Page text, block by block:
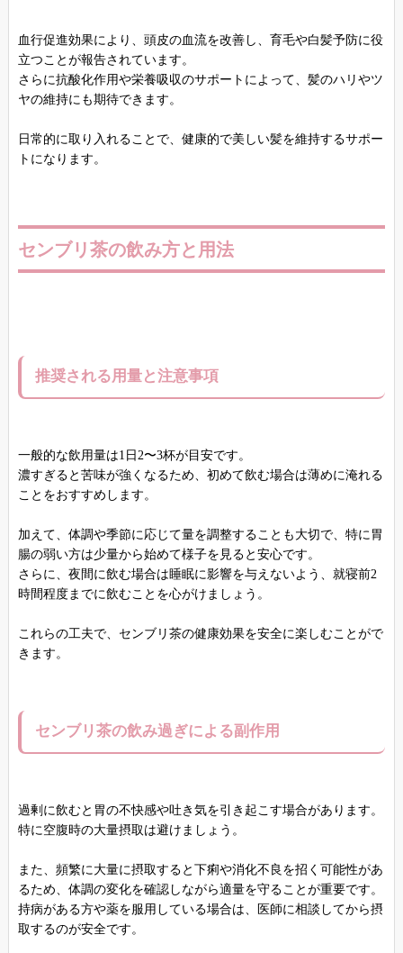
血行促進効果により、頭皮の血流を改善し、育毛や白髪予防に役
立つことが報告されています。
さらに抗酸化作用や栄養吸収のサポートによって、髪のハリやツ
ヤの維持にも期待できます。
日常的に取り入れることで、健康的で美しい髪を維持するサポー
トになります。
センブリ茶の飲み方と用法
推奨される用量と注意事項
一般的な飲用量は1日2〜3杯が目安です。
濃すぎると苦味が強くなるため、初めて飲む場合は薄めに淹れる
ことをおすすめします。
加えて、体調や季節に応じて量を調整することも大切で、特に胃
腸の弱い方は少量から始めて様子を見ると安心です。
さらに、夜間に飲む場合は睡眠に影響を与えないよう、就寝前2
時間程度までに飲むことを心がけましょう。
これらの工夫で、センブリ茶の健康効果を安全に楽しむことがで
きます。
センブリ茶の飲み過ぎによる副作用
過剰に飲むと胃の不快感や吐き気を引き起こす場合があります。
特に空腹時の大量摂取は避けましょう。
また、頻繁に大量に摂取すると下痢や消化不良を招く可能性があ
るため、体調の変化を確認しながら適量を守ることが重要です。
持病がある方や薬を服用している場合は、医師に相談してから摂
取するのが安全です。